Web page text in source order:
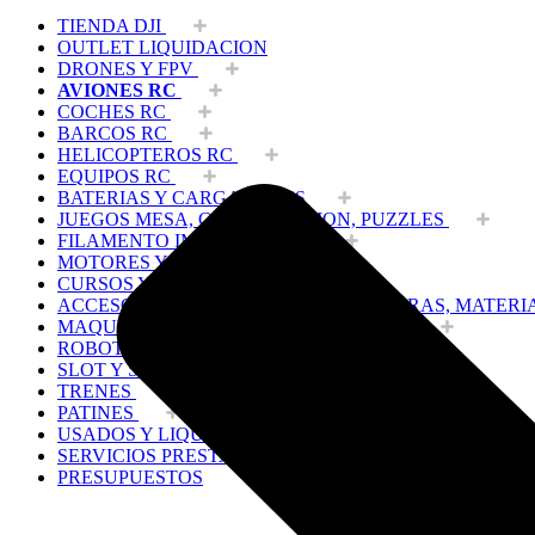
TIENDA DJI
OUTLET LIQUIDACION
DRONES Y FPV
AVIONES RC
COCHES RC
BARCOS RC
HELICOPTEROS RC
EQUIPOS RC
BATERIAS Y CARGADORES
JUEGOS MESA, CONSTRUCCION, PUZZLES
FILAMENTO IMPRESORA 3D
MOTORES Y ACCESORIOS
CURSOS Y TALLERES
ACCESORIOS, HERRAMIENTAS, PINTURAS,
MAQUETAS ESTÁTICAS Y COLECCIÓN
ROBOTICA Y GADGETS ELECTRÓNICOS
SLOT Y SCALEXTRIC
TRENES
PATINES
USADOS Y LIQUIDACION
SERVICIOS PRESTADOS
PRESUPUESTOS